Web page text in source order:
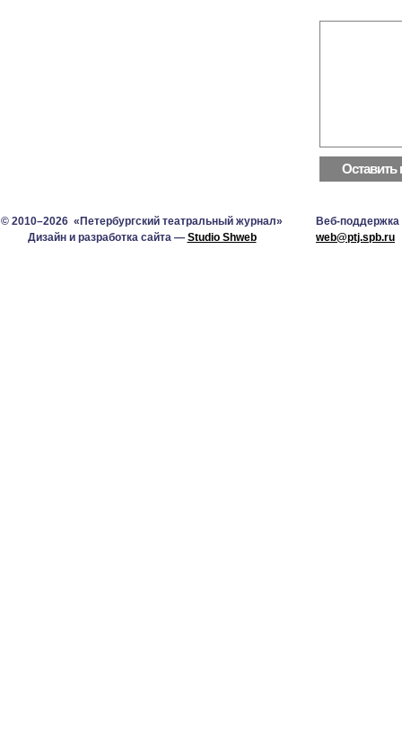
© 2010–2026 «Петербургский театральный журнал»
Дизайн и разработка сайта — Studio Shweb
Веб-поддержка
web@ptj.spb.ru